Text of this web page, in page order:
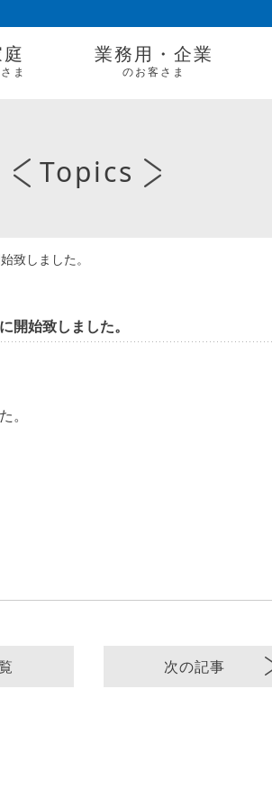
ま
業務用・企業
のお客さま
Topics
致しました。
開始致しました。
。
次の記事